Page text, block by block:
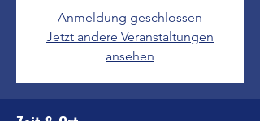
Anmeldung geschlossen
Jetzt andere Veranstaltungen
ansehen